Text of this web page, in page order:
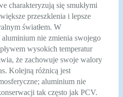
charakteryzują się smukłymi
przeszklenia i lepsze
światłem. W
nie zmienia swojego
wysokich temperatur
że zachowuje swoje walory
Kolejną różnicą jest
aluminium nie
tak często jak PCV.